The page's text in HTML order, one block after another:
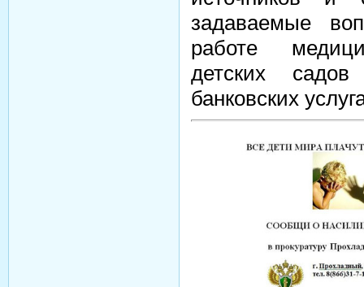
задаваемые
работе
детских садов
банковских